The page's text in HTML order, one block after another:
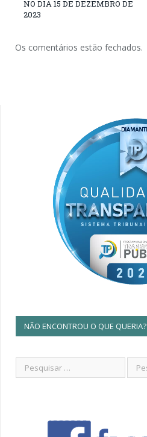
NO DIA 15 DE DEZEMBRO DE
2023
Os comentários estão fechados.
NÃO ENCONTROU O QUE QUERIA?